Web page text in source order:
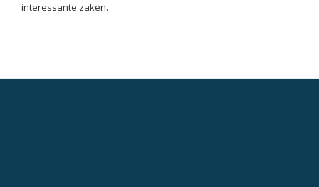
interessante zaken.